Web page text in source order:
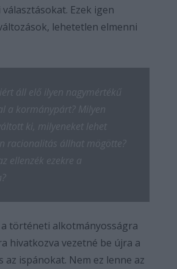
Ezek igen
lehetetlen elmenni
áll elő ilyen nagymértékű
a kormánypárt? Milyen
ki, milyeneket lehet
racionalitás állhat mögötte?
ellenzék ezekre a
a történeti alkotmányosságra
hivatkozva vezetné be újra a
az ispánokat. Nem ez lenne az